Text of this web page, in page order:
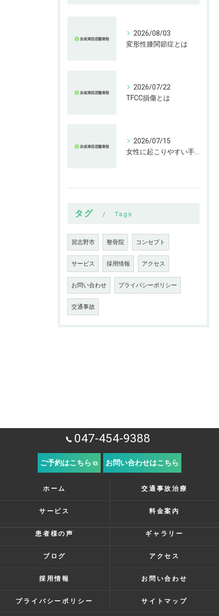
2026/08/03
変形性膝関節症とは
2026/07/22
TFCC損傷とは
2026/07/15
タグ Tags
習志野市 整骨院 コンセプト
サービス 採用情報 アクセス
お問い合わせ プライバシーポリシー
交通事故
047-454-9388
ご予約はこちら お問い合わせはこちら
ホーム 交通事故治療
サービス 料金案内
患者様の声 ギャラリー
ブログ アクセス
採用情報 お問い合わせ
プライバシーポリシー サイトマップ